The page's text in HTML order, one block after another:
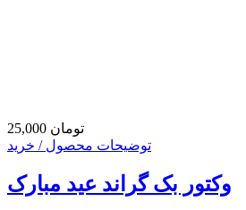
25,000 تومان
توضیحات محصول / خرید
وکتور بک گراند عید مبارک